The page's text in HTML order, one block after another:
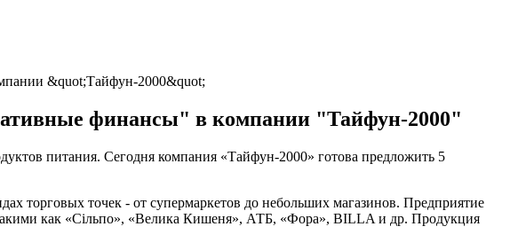
&quot;Тайфун-2000&quot;
финансы" в компании "Тайфун-2000"
питания. Сегодня компания «Тайфун-2000» готова предложить 5
торговых точек - от супермаркетов до небольших магазинов. Предприятие
как «Сільпо», «Велика Кишеня», АТБ, «Фора», BILLA и др. Продукция